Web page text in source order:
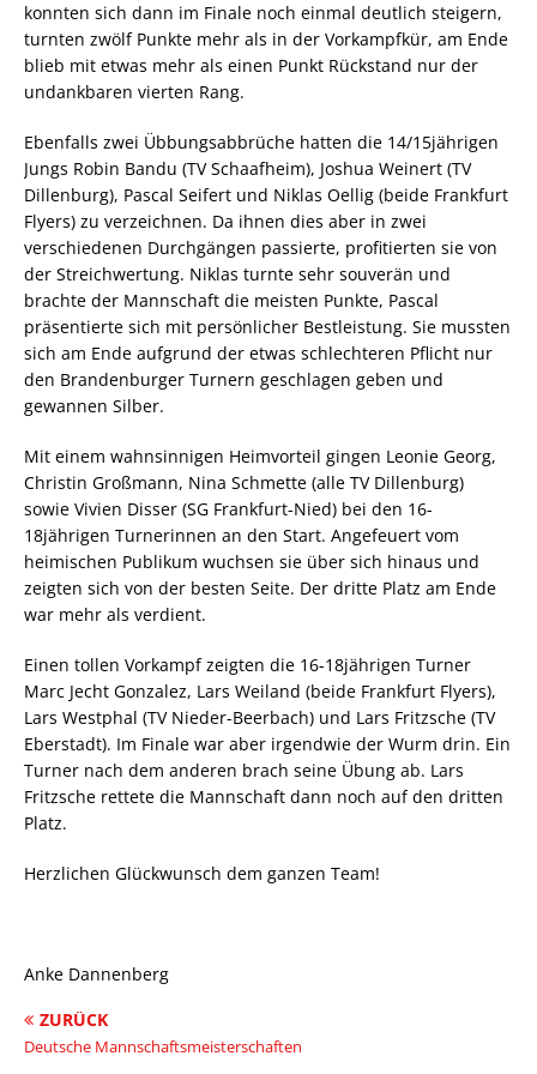
konnten sich dann im Finale noch einmal deutlich steigern,
turnten zwölf Punkte mehr als in der Vorkampfkür, am Ende
blieb mit etwas mehr als einen Punkt Rückstand nur der
undankbaren vierten Rang.
Ebenfalls zwei Übbungsabbrüche hatten die 14/15jährigen
Jungs Robin Bandu (TV Schaafheim), Joshua Weinert (TV
Dillenburg), Pascal Seifert und Niklas Oellig (beide Frankfurt
Flyers) zu verzeichnen. Da ihnen dies aber in zwei
verschiedenen Durchgängen passierte, profitierten sie von
der Streichwertung. Niklas turnte sehr souverän und
brachte der Mannschaft die meisten Punkte, Pascal
präsentierte sich mit persönlicher Bestleistung. Sie mussten
sich am Ende aufgrund der etwas schlechteren Pflicht nur
den Brandenburger Turnern geschlagen geben und
gewannen Silber.
Mit einem wahnsinnigen Heimvorteil gingen Leonie Georg,
Christin Großmann, Nina Schmette (alle TV Dillenburg)
sowie Vivien Disser (SG Frankfurt-Nied) bei den 16-
18jährigen Turnerinnen an den Start. Angefeuert vom
heimischen Publikum wuchsen sie über sich hinaus und
zeigten sich von der besten Seite. Der dritte Platz am Ende
war mehr als verdient.
Einen tollen Vorkampf zeigten die 16-18jährigen Turner
Marc Jecht Gonzalez, Lars Weiland (beide Frankfurt Flyers),
Lars Westphal (TV Nieder-Beerbach) und Lars Fritzsche (TV
Eberstadt). Im Finale war aber irgendwie der Wurm drin. Ein
Turner nach dem anderen brach seine Übung ab. Lars
Fritzsche rettete die Mannschaft dann noch auf den dritten
Platz.
Herzlichen Glückwunsch dem ganzen Team!
Anke Dannenberg
ZURÜCK
Deutsche Mannschaftsmeisterschaften